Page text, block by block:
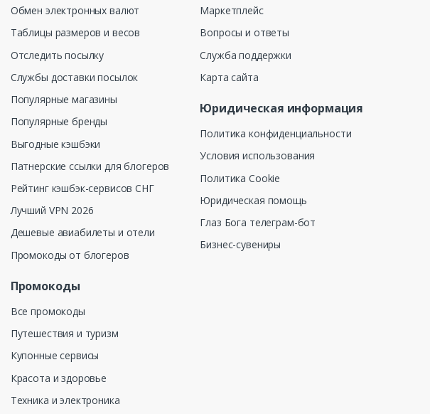
Обмен электронных валют
Таблицы размеров и весов
Отследить посылку
Службы доставки посылок
Популярные магазины
Популярные бренды
Выгодные кэшбэки
Патнерские ссылки для блогеров
Рейтинг кэшбэк-сервисов СНГ
Лучший VPN 2026
Дешевые авиабилеты и отели
Промокоды от блогеров
Промокоды
Все промокоды
Путешествия и туризм
Купонные сервисы
Красота и здоровье
Техника и электроника
Маркетплейс
Вопросы и ответы
Служба поддержки
Карта сайта
Юридическая информация
Политика конфиденциальности
Условия использования
Политика Cookie
Юридическая помощь
Глаз Бога телеграм-бот
Бизнес-сувениры